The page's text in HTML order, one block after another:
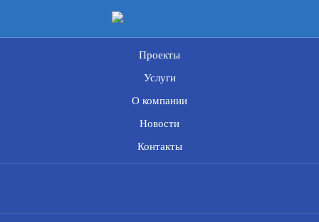
Проекты
Услуги
О компании
Новости
Контакты